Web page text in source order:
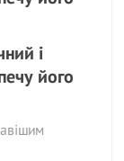
і
його